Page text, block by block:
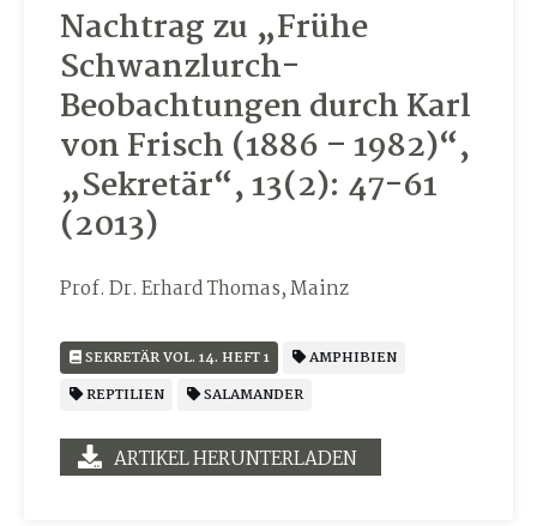
Nachtrag zu „Frühe
Schwanzlurch-
Beobachtungen durch Karl
von Frisch (1886 – 1982)“,
„Sekretär“, 13(2): 47-61
(2013)
Prof. Dr. Erhard Thomas, Mainz
SEKRETÄR VOL. 14. HEFT 1
AMPHIBIEN
REPTILIEN
SALAMANDER
ARTIKEL HERUNTERLADEN